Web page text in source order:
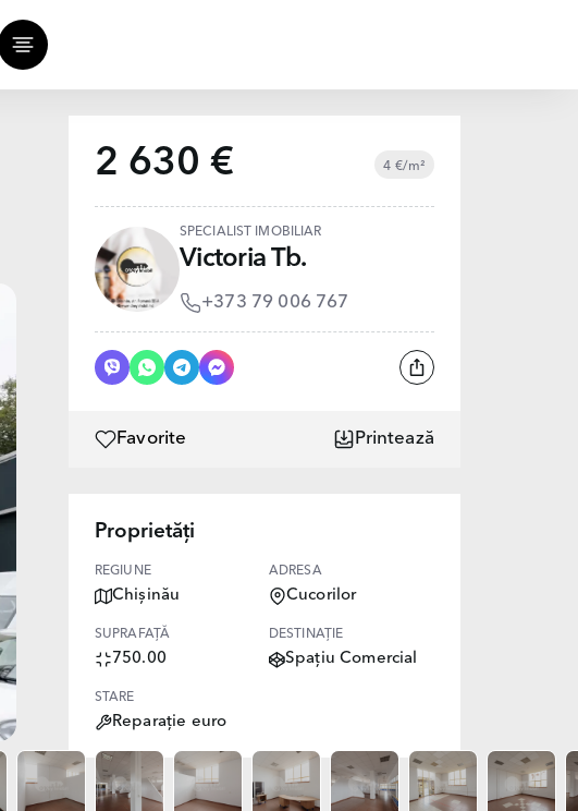
2 630 € 4 €/m²
SPECIALIST IMOBILIAR
Victoria Tb.
+373 79 006 767
Favorite Printează
Proprietăți
REGIUNE
Chișinău
ADRESA
Cucorilor
SUPRAFAȚĂ
750.00
DESTINAȚIE
Spațiu Comercial
STARE
Reparație euro